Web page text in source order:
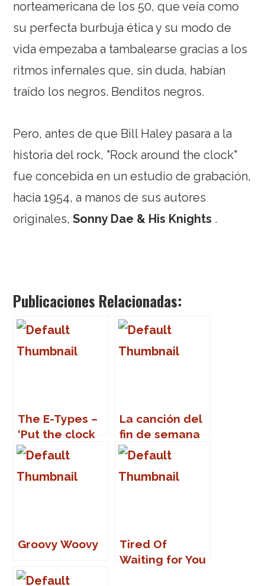
norteamericana de los 50, que veía como
su perfecta burbuja ética y su modo de
vida empezaba a tambalearse gracias a los
ritmos infernales que, sin duda, habían
traído los negros. Benditos negros.
Pero, antes de que Bill Haley pasara a la
historia del rock, "Rock around the clock"
fue concebida en un estudio de grabación,
hacia 1954, a manos de sus autores
originales,Sonny Dae & His Knights .
Publicaciones Relacionadas:
The E-Types –
‘Put the clock
back on the
La canción del
fin de semana
Groovy Woovy
Tired Of
Waiting for You